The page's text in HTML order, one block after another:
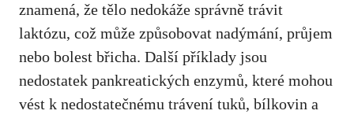
znamená, že tělo nedokáže správně trávit
laktózu, což může způsobovat nadýmání, průjem
nebo bolest břicha. Další příklady jsou
nedostatek pankreatických enzymů, které mohou
vést k nedostatečnému trávení tuků, bílkovin a